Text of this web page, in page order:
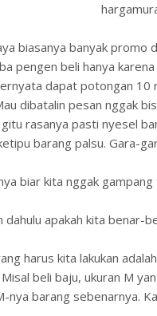
biasanya banyak promo
pengen beli hanya
dapat potongan 10
dibatalin pesan nggak
rasanya pasti nyesel
barang palsu. Gara-
biar kita nggak
dahulu apakah kita benar-
harus kita lakukan
beli baju, ukuran M
nya barang sebenarnya.